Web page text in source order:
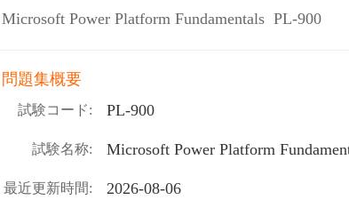
Microsoft Power Platform Fundamentals PL-900
問題集概要
試験コード: PL-900
試験名称: Microsoft Power Platform
最近更新時間: 2026-08-06